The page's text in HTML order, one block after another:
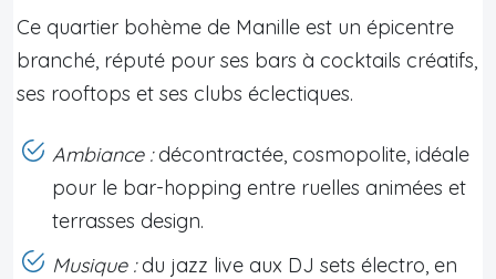
Ce quartier bohème de Manille est un épicentre
branché, réputé pour ses bars à cocktails créatifs,
ses rooftops et ses clubs éclectiques.
Ambiance :décontractée, cosmopolite, idéale
pour le bar-hopping entre ruelles animées et
terrasses design.
Musique :du jazz live aux DJ sets électro, en